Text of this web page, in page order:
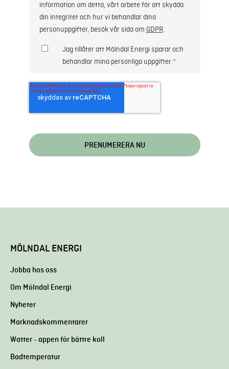
Jag tillåter att Mölndal Energi sparar och
behandlar mina personliga uppgifter.*
information om detta, vårt arbete för att skydda
din integritet och hur vi behandlar dina
personuppgifter, besök vår sida om GDPR.
MÖLNDAL ENERGI
Jobba hos oss
Om Mölndal Energi
Nyheter
Marknadskommentarer
Watter - appen för bättre koll
Badtemperatur